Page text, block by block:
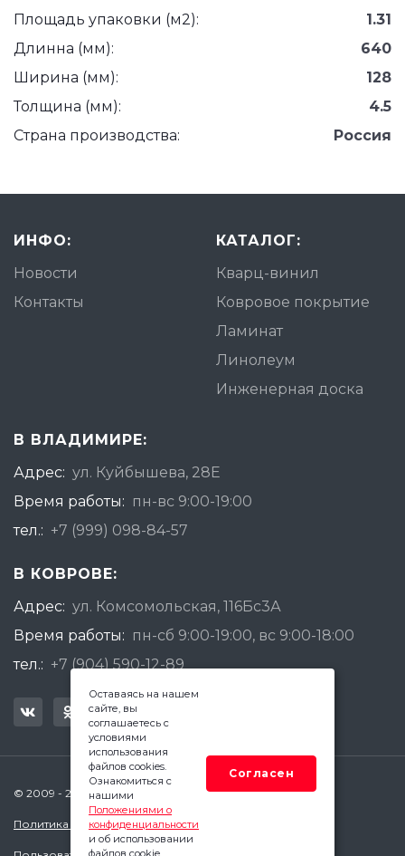
Площадь упаковки (м2):
1.31
Длинна (мм):
640
Ширина (мм):
128
Толщина (мм):
4.5
Страна производства:
Россия
ИНФО:
Новости
Контакты
КАТАЛОГ:
Кварц-винил
Ковровое покрытие
Ламинат
Линолеум
Инженерная доска
В ВЛАДИМИРЕ:
Адрес: ул. Куйбышева, 28Е
Время работы: пн-вс 9:00-19:00
тел.: +7 (999) 098-84-57
В КОВРОВЕ:
Адрес: ул. Комсомольская, 116Бс3А
Время работы: пн-сб 9:00-19:00, вс 9:00-18:00
тел.: +7 (904) 590-12-89
© 2009 - 2026 Квадратный Метр - Ковров
Политика конфиденциальности
Оставаясь на нашем
сайте, вы
соглашаетесь с
условиями
использования
файлов cookies.
Ознакомиться с
нашими
Положениями о
конфиденциальности
и об использовании
файлов cookie.
Согласен